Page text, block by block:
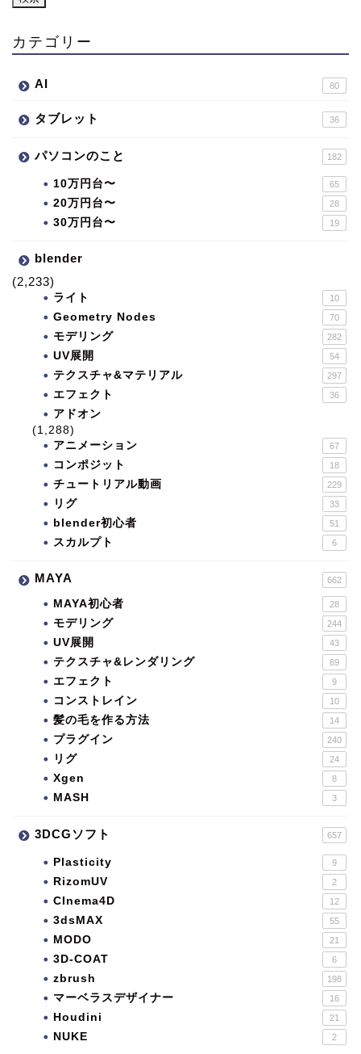
カテゴリー
AI 80
タブレット 36
パソコンのこと 182
10万円台〜 65
20万円台〜 28
30万円台〜 19
blender
(2,233)
ライト 10
Geometry Nodes 70
モデリング 282
UV展開 54
テクスチャ&マテリアル 297
エフェクト 36
アドオン
(1,288)
アニメーション
67
コンポジット 18
チュートリアル動画 229
リグ 33
blender初心者 51
スカルプト 6
MAYA 662
MAYA初心者 28
モデリング 244
UV展開 43
テクスチャ&レンダリング 69
エフェクト 9
コンストレイン 10
髪の毛を作る方法 14
プラグイン 240
リグ 24
Xgen 8
MASH 3
3DCGソフト 657
Plasticity 9
RizomUV 2
CInema4D 12
3dsMAX 55
MODO 21
3D-COAT 6
zbrush 198
マーベラスデザイナー 16
Houdini 21
NUKE 2